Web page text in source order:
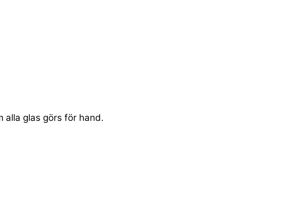
alla glas görs för hand.